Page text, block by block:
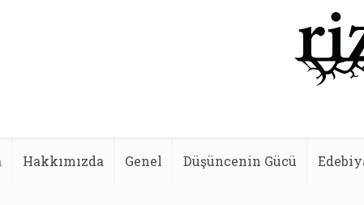
Hakkımızda Genel Düşüncenin Gücü